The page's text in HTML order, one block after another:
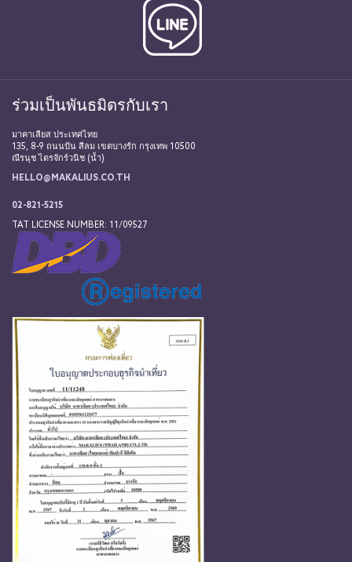
ร่วมเป็นพันธมิตรกับเรา
มาคาเลียส ประเทศไทย
135, 8-9 ถนนปัน สีลม เขตบางรัก กรุงเทพ 10500
ณีรนุช ไตรจักร์วนิช (น้ำ)
HELLO@MAKALIUS.CO.TH
02-821-5215
TAT LICENSE NUMBER: 11/09527